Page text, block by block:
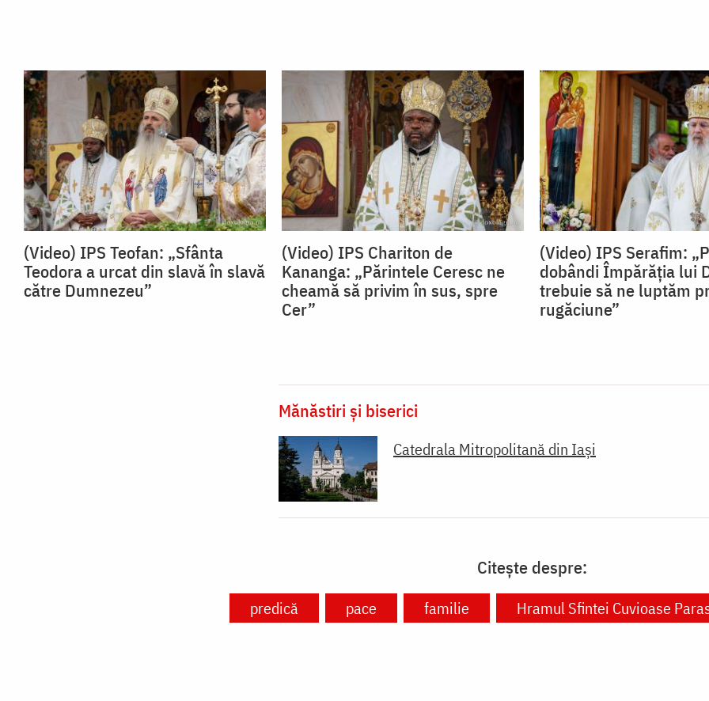
(Video) IPS Teofan: „Sfânta
Teodora a urcat din slavă în slavă
către Dumnezeu”
(Video) IPS Chariton de
Kananga: „Părintele Ceresc ne
cheamă să privim în sus, spre
Cer”
(Video) IPS Serafim:
dobândi Împărăția lui
trebuie să ne luptăm
rugăciune”
Mănăstiri și biserici
Catedrala Mitropolitană din Iaşi
Citește despre:
predică pace familie Hramul Sfintei Cuvioase